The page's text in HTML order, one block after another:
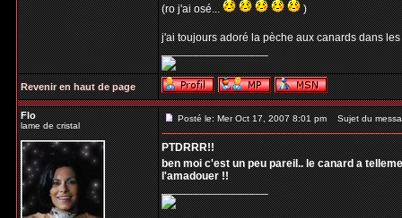
(ro j'ai osé...
)
j'ai toujours adoré la pèche aux canards dans
_________________
Revenir en haut de page
Flo
lame de cristal
Posté le: Mer Oct 17, 2007 8:01 pm Sujet du
PTDRRR!!
ben moi c'est un peu pareil.. le canard a
l'amadouer !!
_________________